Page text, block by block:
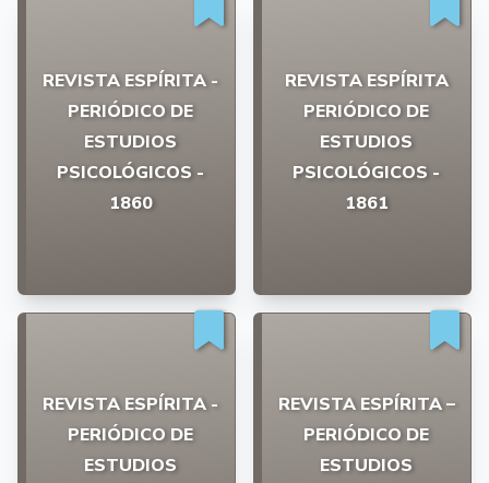
REVISTA ESPÍRITA -
PERIÓDICO DE
ESTUDIOS
PSICOLÓGICOS -
1860
REVISTA ESPÍRITA
PERIÓDICO DE
ESTUDIOS
PSICOLÓGICOS -
1861
REVISTA ESPÍRITA -
PERIÓDICO DE
ESTUDIOS
REVISTA ESPÍRITA –
PERIÓDICO DE
ESTUDIOS